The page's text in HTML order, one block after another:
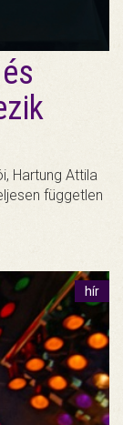
Hartung Attila
független
hír